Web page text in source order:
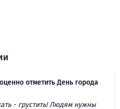
отметить День города
- грустить! Людям нужны